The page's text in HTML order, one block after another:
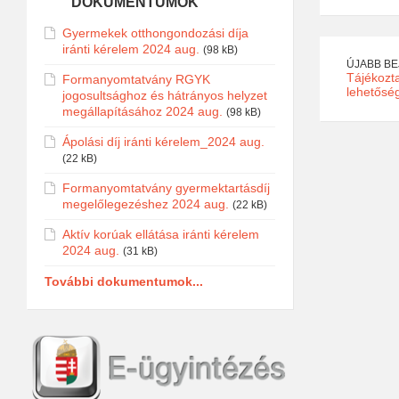
ÚJABB
Gyermekek otthongondozási díja
iránti kérelem 2024 aug.
(98 kB)
Formanyomtatvány RGYK
jogosultsághoz és hátrányos helyzet
megállapításához 2024 aug.
(98 kB)
Ápolási díj iránti kérelem_2024 aug.
(22 kB)
Formanyomtatvány gyermektartásdíj
megelőlegezéshez 2024 aug.
(22 kB)
Aktív korúak ellátása iránti kérelem
2024 aug.
(31 kB)
További dokumentumok...